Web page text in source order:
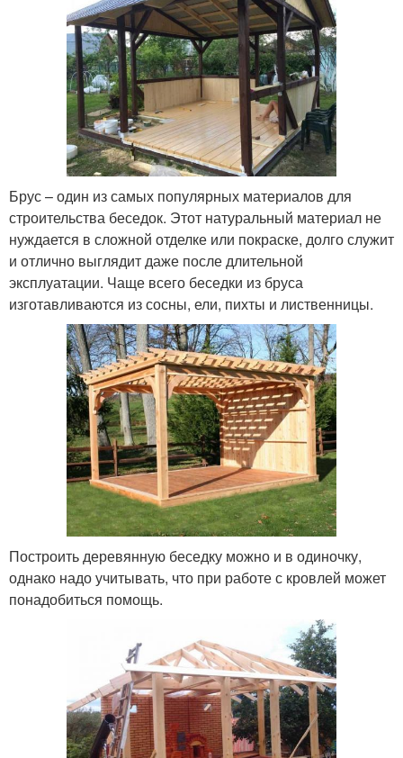
Брус – один из самых популярных материалов для
строительства беседок. Этот натуральный материал не
нуждается в сложной отделке или покраске, долго служит
и отлично выглядит даже после длительной
эксплуатации. Чаще всего беседки из бруса
изготавливаются из сосны, ели, пихты и лиственницы.
Построить деревянную беседку можно и в одиночку,
однако надо учитывать, что при работе с кровлей может
понадобиться помощь.